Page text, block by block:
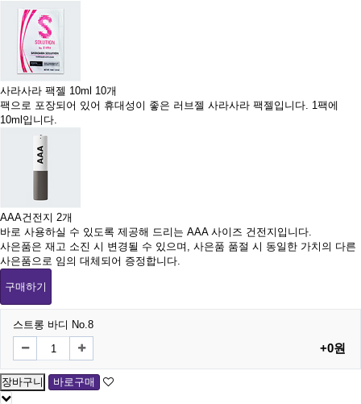
사라사라 팩젤 10ml 10개
팩으로 포장되어 있어 휴대성이 좋은 러브젤 사라사라 팩젤입니다. 1팩에
10ml입니다.
AAA건전지 2개
바로 사용하실 수 있도록 제공해 드리는 AAA 사이즈 건전지입니다.
사은품은 재고 소진 시 변경될 수 있으며, 사은품 품절 시 동일한 가치의 다른
사은품으로 임의 대체되어 증정합니다.
구매하기
스트롱 바디 No.8
+0원